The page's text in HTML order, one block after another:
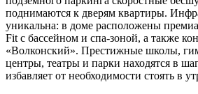
поднимаются к дверям квартиры.
уникальна: в доме расположены
Fit с бассейном и спа-зоной, а также
«Волконский». Престижные школы,
центры, театры и парки находятся в
избавляет от необходимости стоять в